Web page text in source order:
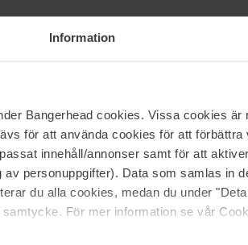
Information
Bangerhead cookies. Vissa cookies
för att använda cookies för att förbättra
innehåll/annonser samt för att
personuppgifter). Data som samlas in
du alla cookies, medan du under
För mer information se vår
Meer tonen
te zijn! De makers van Bumble and
besloten ze om de producten zelf